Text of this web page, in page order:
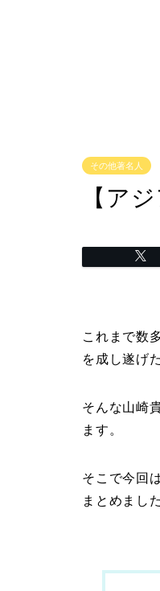
その他著名人
【ア
これまで数
を成し遂げ
そんな山崎
ます。
そこで今回
まとめました